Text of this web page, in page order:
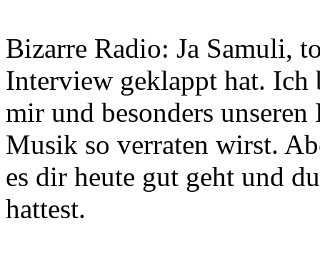
Bizarre Radio: Ja Samuli,
Interview geklappt hat. Ich
mir und besonders
Musik so verraten wirst.
es dir heute gut geht und
hattest.